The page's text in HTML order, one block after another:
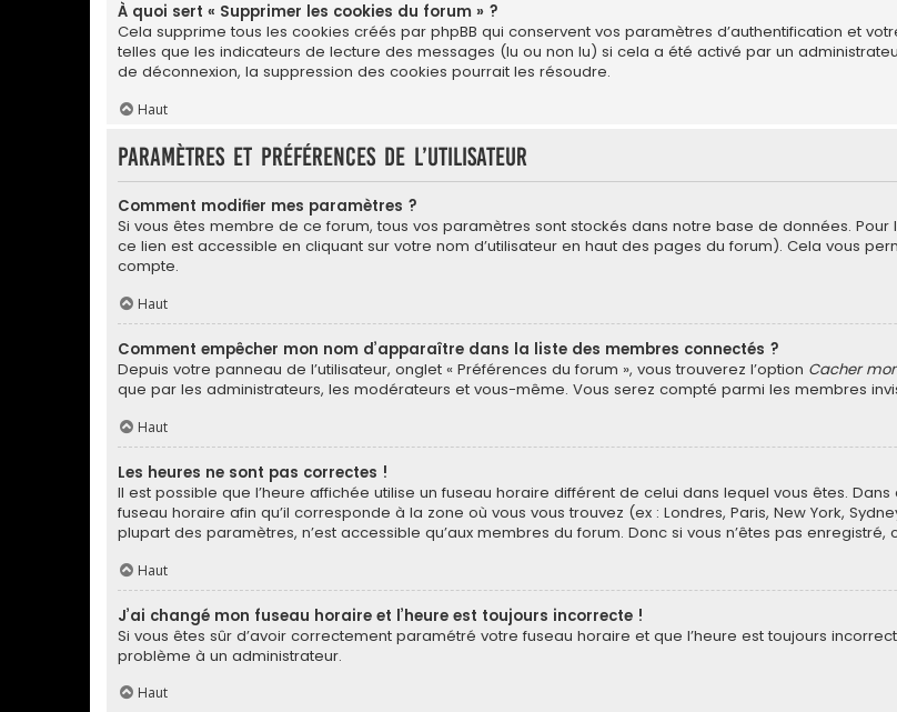
À quoi sert « Supprimer les cookies du forum » ?
Cela supprime tous les cookies créés par phpBB qui conservent vos paramètres d’authentification et
telles que les indicateurs de lecture des messages (lu ou non lu) si cela a été activé par un
de déconnexion, la suppression des cookies pourrait les résoudre.
Haut
Paramètres et préférences de l’utilisateur
Comment modifier mes paramètres ?
Si vous êtes membre de ce forum, tous vos paramètres sont stockés dans notre base de données.
ce lien est accessible en cliquant sur votre nom d’utilisateur en haut des pages du forum). Cela vous
compte.
Haut
Comment empêcher mon nom d’apparaître dans la liste des membres connectés ?
Depuis votre panneau de l’utilisateur, onglet « Préférences du forum », vous trouverez l’option Cacher
que par les administrateurs, les modérateurs et vous-même. Vous serez compté parmi les membres
Haut
Les heures ne sont pas correctes !
Il est possible que l’heure affichée utilise un fuseau horaire différent de celui dans lequel vous êtes.
fuseau horaire afin qu’il corresponde à la zone où vous vous trouvez (ex : Londres, Paris, New York,
plupart des paramètres, n’est accessible qu’aux membres du forum. Donc si vous n’êtes pas enregistré,
Haut
J’ai changé mon fuseau horaire et l’heure est toujours incorrecte !
Si vous êtes sûr d’avoir correctement paramétré votre fuseau horaire et que l’heure est toujours
problème à un administrateur.
Haut